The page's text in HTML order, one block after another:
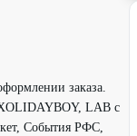
заказа.
LAB с
События РФС,